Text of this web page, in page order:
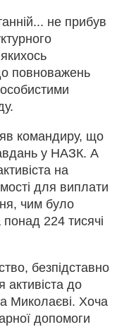
не прибув
повноважень
командиру, що
у НАЗК. А
на
для виплати
чим було
224 тисячі
безпідставно
активіста до
Миколаєві. Хоча
допомоги